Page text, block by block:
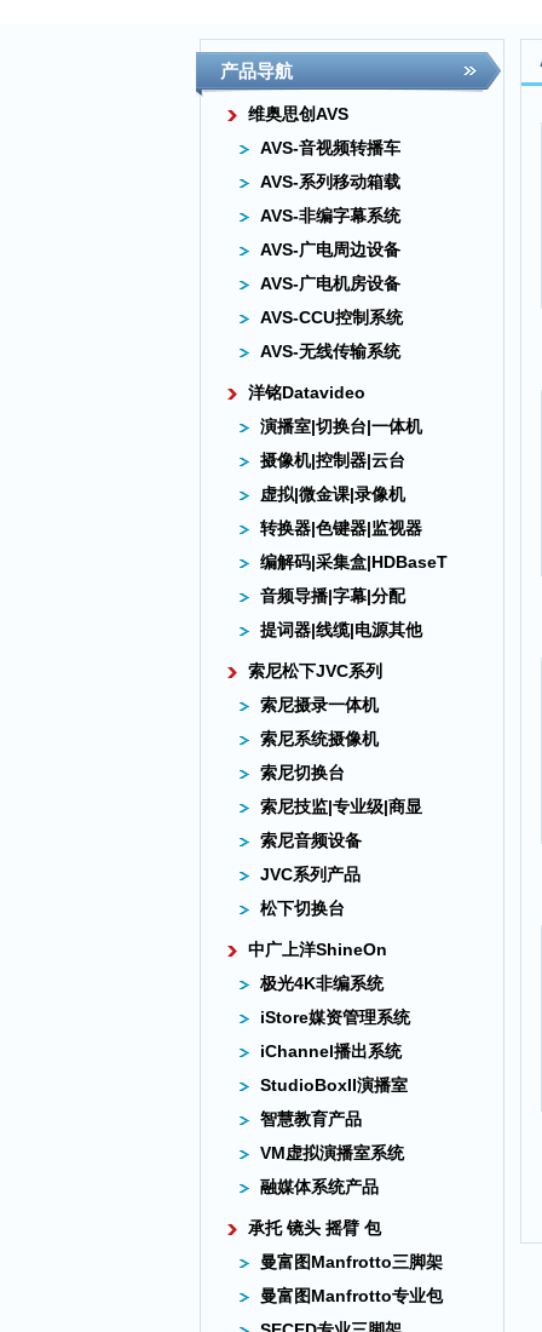
产品导航
维奥思创AVS
AVS-音视频转播车
AVS-系列移动箱载
AVS-非编字幕系统
AVS-广电周边设备
AVS-广电机房设备
AVS-CCU控制系统
AVS-无线传输系统
洋铭Datavideo
演播室|切换台|一体机
摄像机|控制器|云台
虚拟|微金课|录像机
转换器|色键器|监视器
编解码|采集盒|HDBaseT
音频导播|字幕|分配
提词器|线缆|电源其他
索尼松下JVC系列
索尼摄录一体机
索尼系统摄像机
索尼切换台
索尼技监|专业级|商显
索尼音频设备
JVC系列产品
松下切换台
中广上洋ShineOn
极光4K非编系统
iStore媒资管理系统
iChannel播出系统
StudioBoxII演播室
智慧教育产品
VM虚拟演播室系统
融媒体系统产品
承托 镜头 摇臂 包
曼富图Manfrotto三脚架
曼富图Manfrotto专业包